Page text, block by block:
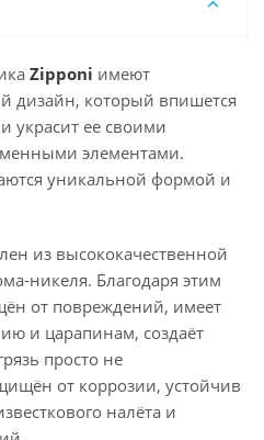
Zipponi имеют
дизайн, который впишется
украсит ее своими
элементами.
уникальной формой и
из высококачественной
никеля. Благодаря этим
от повреждений, имеет
и царапинам, создаёт
просто не
от коррозии, устойчив
налёта и